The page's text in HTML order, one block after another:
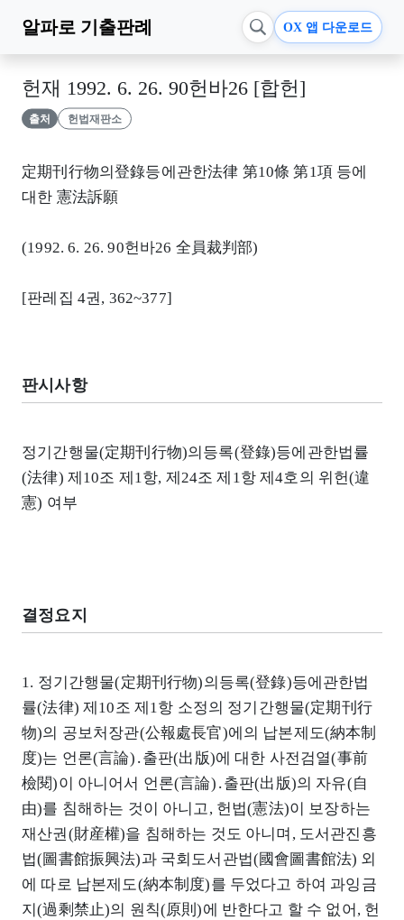
알파로 기출판례 OX 앱 다운로드
헌재 1992. 6. 26. 90헌바26 [합헌]
출처 헌법재판소
定期刊行物의登錄등에관한法律 第10條 第1項 등에
대한 憲法訴願
(1992. 6. 26. 90헌바26 全員裁判部)
[판레집 4권, 362~377]
판시사항
정기간행물(定期刊行物)의등록(登錄)등에관한법률
(法律) 제10조 제1항, 제24조 제1항 제4호의 위헌(違
憲) 여부
결정요지
1. 정기간행물(定期刊行物)의등록(登錄)등에관한법
률(法律) 제10조 제1항 소정의 정기간행물(定期刊行
物)의 공보처장관(公報處長官)에의 납본제도(納本制
度)는 언론(言論)․출판(出版)에 대한 사전검열(事前
檢閱)이 아니어서 언론(言論)․출판(出版)의 자유(自
由)를 침해하는 것이 아니고, 헌법(憲法)이 보장하는
재산권(財産權)을 침해하는 것도 아니며, 도서관진흥
법(圖書館振興法)과 국회도서관법(國會圖書館法) 외
에 따로 납본제도(納本制度)를 두었다고 하여 과잉금
지(過剩禁止)의 원칙(原則)에 반한다고 할 수 없어, 헌